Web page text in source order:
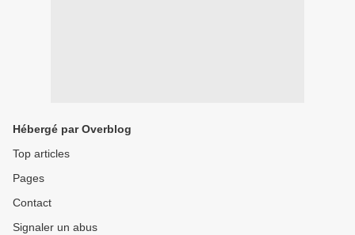
Hébergé par Overblog
Top articles
Pages
Contact
Signaler un abus